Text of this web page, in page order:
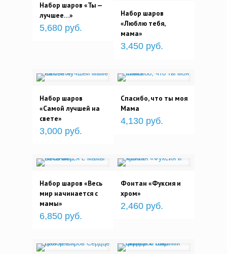
Набор шаров «Ты —
лучшее…»
5,680 руб.
Набор шаров
«Люблю тебя,
мама»
3,450 руб.
Набор шаров
«Самой лучшей на
свете»
3,000 руб.
Спасибо, что ты моя
Мама
4,130 руб.
Набор шаров «Весь
мир начинается с
мамы»
6,850 руб.
Фонтан «Фуксия и
хром»
2,460 руб.